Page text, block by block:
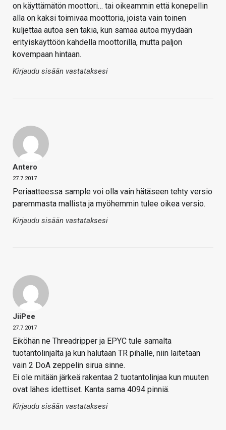
on käyttämätön moottori… tai oikeammin että konepellin
alla on kaksi toimivaa moottoria, joista vain toinen
kuljettaa autoa sen takia, kun samaa autoa myydään
erityiskäyttöön kahdella moottorilla, mutta paljon
kovempaan hintaan.
Kirjaudu sisään vastataksesi
Antero
27.7.2017
Periaatteessa sample voi olla vain hätäseen tehty versio
paremmasta mallista ja myöhemmin tulee oikea versio.
Kirjaudu sisään vastataksesi
JiiPee
27.7.2017
Eiköhän ne Threadripper ja EPYC tule samalta
tuotantolinjalta ja kun halutaan TR pihalle, niin laitetaan
vain 2 DoA zeppelin sirua sinne.
Ei ole mitään järkeä rakentaa 2 tuotantolinjaa kun muuten
ovat lähes idettiset. Kanta sama 4094 pinniä.
Kirjaudu sisään vastataksesi